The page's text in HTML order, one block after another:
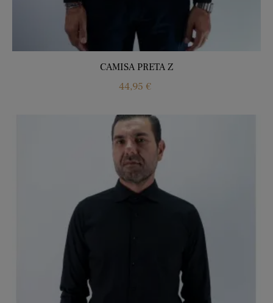
CAMISA PRETA Z
Price
44,95 €